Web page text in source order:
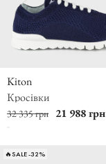
Kiton
Кросівки
32 335 грн 21 988 грн
🔥SALE -32%